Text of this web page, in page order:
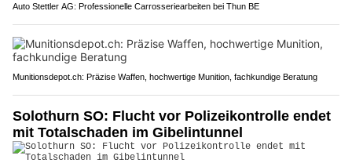
Auto Stettler AG: Professionelle Carrosseriearbeiten bei Thun BE
Munitionsdepot.ch: Präzise Waffen, hochwertige Munition, fachkundige Beratung
Solothurn SO: Flucht vor Polizeikontrolle endet
mit Totalschaden im Gibelintunnel